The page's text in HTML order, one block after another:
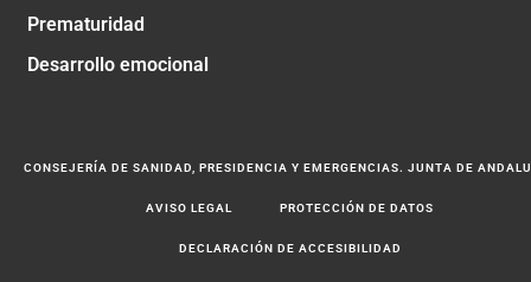
Prematuridad
Desarrollo emocional
CONSEJERÍA DE SANIDAD, PRESIDENCIA Y EMERGENCIAS. JUNTA DE
AVISO LEGAL PROTECCIÓN DE DATOS
DECLARACIÓN DE ACCESIBILIDAD